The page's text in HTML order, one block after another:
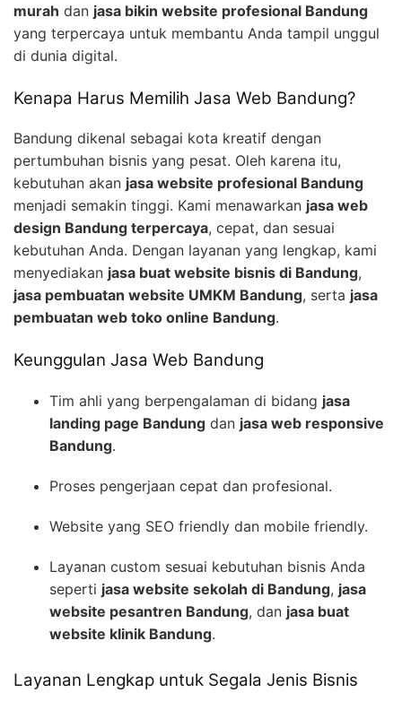
murah dan jasa bikin website profesional Bandung
yang terpercaya untuk membantu Anda tampil unggul
di dunia digital.
Kenapa Harus Memilih Jasa Web Bandung?
Bandung dikenal sebagai kota kreatif dengan
pertumbuhan bisnis yang pesat. Oleh karena itu,
kebutuhan akan jasa website profesional Bandung
menjadi semakin tinggi. Kami menawarkan jasa web
design Bandung terpercaya, cepat, dan sesuai
kebutuhan Anda. Dengan layanan yang lengkap, kami
menyediakan jasa buat website bisnis di Bandung,
jasa pembuatan website UMKM Bandung, serta jasa
pembuatan web toko online Bandung.
Keunggulan Jasa Web Bandung
Tim ahli yang berpengalaman di bidang jasa
landing page Bandung dan jasa web responsive
Bandung.
Proses pengerjaan cepat dan profesional.
Website yang SEO friendly dan mobile friendly.
Layanan custom sesuai kebutuhan bisnis Anda
seperti jasa website sekolah di Bandung, jasa
website pesantren Bandung, dan jasa buat
website klinik Bandung.
Layanan Lengkap untuk Segala Jenis Bisnis